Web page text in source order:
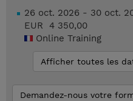
26 oct. 2026 - 30 oct.
EUR 4 350,00
Online Training
Afficher toutes les
Demandez-nous votre